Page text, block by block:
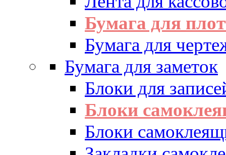
Бумага для
Бумага для
Бумага для заметок
Блоки для
Блоки
Блоки